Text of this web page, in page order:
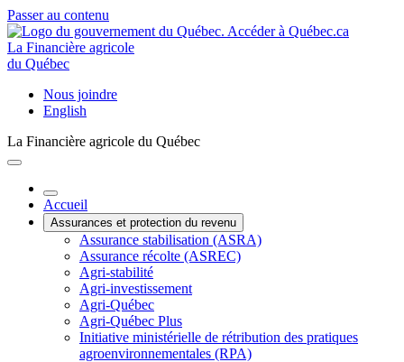
Passer au contenu
La Financière agricole
du Québec
Nous joindre
English
La Financière agricole du Québec
Accueil
Assurances et protection du revenu
Assurance stabilisation (ASRA)
Assurance récolte (ASREC)
Agri-stabilité
Agri-investissement
Agri-Québec
Agri-Québec Plus
Initiative ministérielle de rétribution des pratiques
agroenvironnementales (RPA)